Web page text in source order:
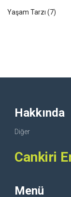
Yaşam Tarzı (7)
Hakkında
Diğer
Cankiri
Menü